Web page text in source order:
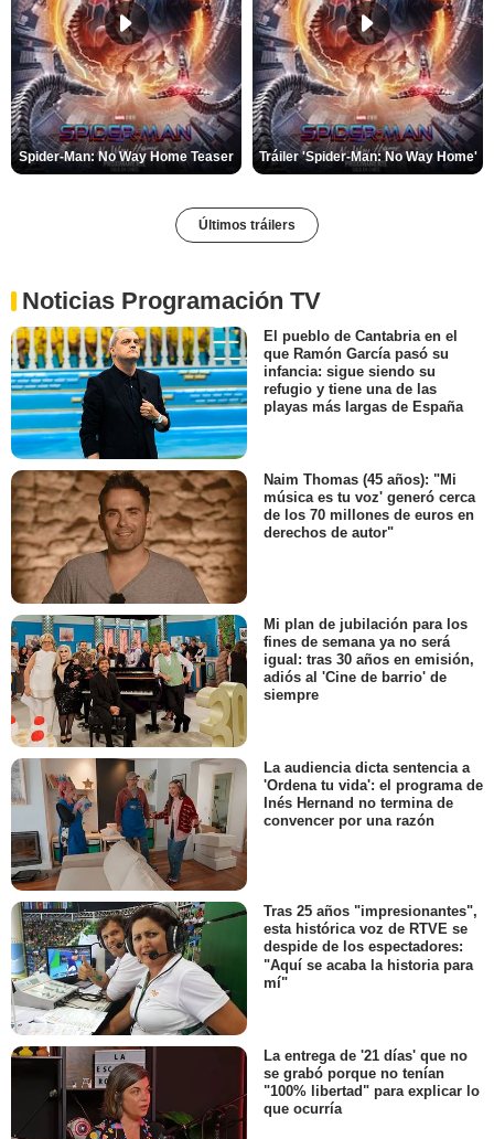
Spider-Man: No Way Home Teaser Tráiler 'Spider-Man: No Way Home'
Últimos tráilers
Noticias Programación TV
El pueblo de Cantabria en el
que Ramón García pasó su
infancia: sigue siendo su
refugio y tiene una de las
playas más largas de España
Naim Thomas (45 años): "Mi
música es tu voz' generó cerca
de los 70 millones de euros en
derechos de autor"
Mi plan de jubilación para los
fines de semana ya no será
igual: tras 30 años en emisión,
adiós al 'Cine de barrio' de
siempre
La audiencia dicta sentencia a
'Ordena tu vida': el programa de
Inés Hernand no termina de
convencer por una razón
Tras 25 años "impresionantes",
esta histórica voz de RTVE se
despide de los espectadores:
"Aquí se acaba la historia para
mí"
La entrega de '21 días' que no
se grabó porque no tenían
"100% libertad" para explicar lo
que ocurría